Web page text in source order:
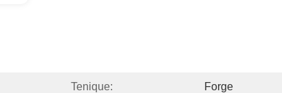
Tenique: Forge